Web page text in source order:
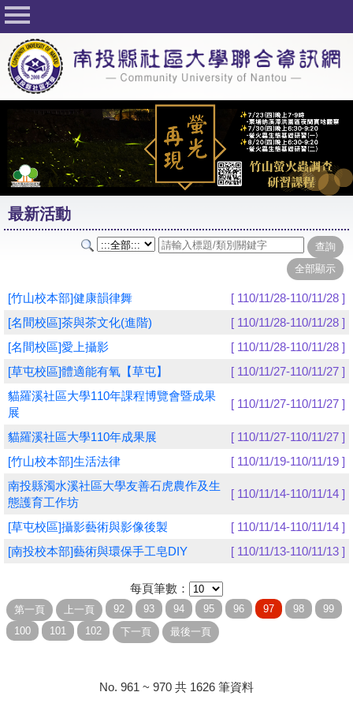
回首頁
關於社大
公佈欄
行事曆
最新活動
活動花絮
課程一覽表
志工與社團
友站連結
網路選課
學員專區
教師專區
評委專區
校務行政
最新活動
[竹山校本部]健康韻律舞
[ 110/11/28-110/11/28 ]
[名間校區]茶與茶文化(進階)
[ 110/11/28-110/11/28 ]
[名間校區]愛上攝影
[ 110/11/28-110/11/28 ]
[草屯校區]體適能有氧【草屯】
[ 110/11/27-110/11/27 ]
貓羅溪社區大學110年課程博覽會暨成果
展
[ 110/11/27-110/11/27 ]
貓羅溪社區大學110年成果展
[ 110/11/27-110/11/27 ]
[竹山校本部]生活法律
[ 110/11/19-110/11/19 ]
南投縣濁水溪社區大學友善石虎農作及生
態護育工作坊
[ 110/11/14-110/11/14 ]
[草屯校區]攝影藝術與影像後製
[ 110/11/14-110/11/14 ]
[南投校本部]藝術與環保手工皂DIY
[ 110/11/13-110/11/13 ]
每頁筆數：
No. 961 ~ 970 共 1626 筆資料